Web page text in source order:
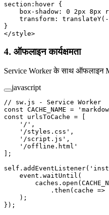
section :hover {
    box-shadow
: 0 2px 8px
    transform
: translateY(
}
</style>
4. ऑफलाइन कार्यक्षमता
Service Worker के साथ ऑफलाइन
javascript
// sw.js - Service Worker
const CACHE_NAME =
const urlsToCache = [
    '/'
,
    '/styles.css'
,
    '/script.js'
,
    '/offline.html'
];
self. addEventListener(
    event.
waitUntil (
        caches.
open (
            .
then ( cache =>
    );
});